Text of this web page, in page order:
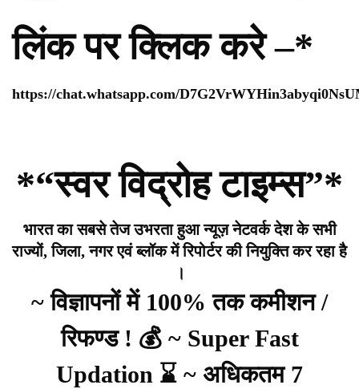
लिंक पर क्लिक करे –*
https://chat.whatsapp.com/
*“स्वर विद्रोह टाइम्स”*
भारत का सबसे तेज उभरता हुआ न्यूज़ नेटवर्क देश के सभी
राज्यों, जिला, नगर एवं ब्लॉक में रिपोर्टर की नियुक्ति कर रहा है
।
~ विज्ञापनों में 100% तक कमीशन /
रिफण्ड ! 💰 ~ Super Fast
Updation ⌛ ~ अधिकतम 7